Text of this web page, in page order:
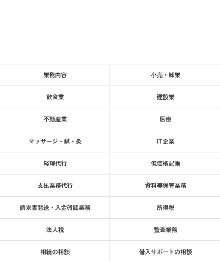
業務内容 小売・卸業
飲食業 建設業
不動産業 医療
マッサージ・鍼・灸 IT企業
経理代行 低価格記帳
支払業務代行 資料等保管業務
請求書発送・入金確認業務 所得税
法人税 監査業務
相続の相談 借入サポートの相談